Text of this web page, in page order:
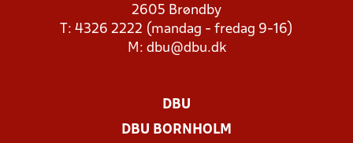
2605 Brøndby
T: 4326 2222 (mandag - fredag 9-16)
M: dbu@dbu.dk
DBU
DBU BORNHOLM